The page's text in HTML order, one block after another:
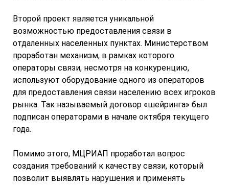
Второй проект является уникальной
возможностью предоставления связи в
отдаленных населенных пунктах. Министерством
проработан механизм, в рамках которого
операторы связи, несмотря на конкуренцию,
используют оборудование одного из операторов
для предоставления связи населению всех игроков
рынка. Так называемый договор «шейринга» был
подписан операторами в начале октября текущего
года.
Помимо этого, МЦРИАП проработал вопрос
создания требований к качеству связи, который
позволит выявлять нарушения и применять